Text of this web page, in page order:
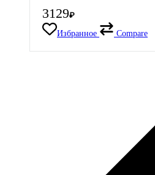
3129₽
Избранное
Compare